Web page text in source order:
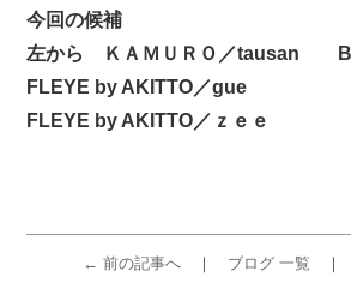
今回の候補
左から ＫＡＭＵＲＯ／tausan
FLEYE by AKITTO／gue
FLEYE by AKITTO／ｚｅｅ
← 前の記事へ ブログ 一覧